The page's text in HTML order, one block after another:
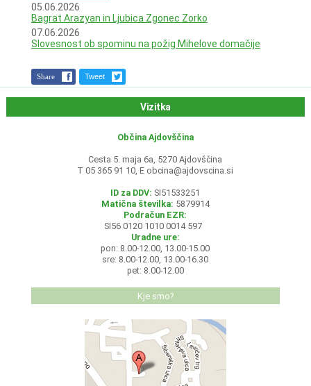
05.06.2026
Bagrat Arazyan in Ljubica Zgonec Zorko
07.06.2026
Slovesnost ob spominu na požig Mihelove domačije
Share Tweet
Vizitka
Občina Ajdovščina
Cesta 5. maja 6a, 5270 Ajdovščina
T 05 365 91 10, E obcina@ajdovscina.si
ID za DDV: SI51533251
Matična številka: 5879914
Podračun EZR:
SI56 0120 1010 0014 597
Uradne ure:
pon: 8.00-12.00, 13.00-15.00
sre: 8.00-12.00, 13.00-16.30
pet: 8.00-12.00
Kje smo?